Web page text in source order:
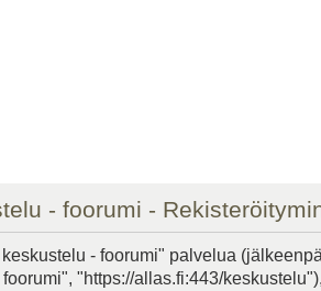
- foorumi -
- foorumi" palvelua
"https://allas.fi:443/